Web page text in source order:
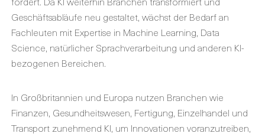
Geschäftsabläufe neu gestaltet, wächst der Bedarf an
Fachleuten mit Expertise in Machine Learning, Data
Science, natürlicher Sprachverarbeitung und anderen KI-
bezogenen Bereichen.
In Großbritannien und Europa nutzen Branchen wie
Finanzen, Gesundheitswesen, Fertigung, Einzelhandel und
Transport zunehmend KI, um Innovationen voranzutreiben,